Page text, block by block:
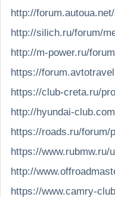
http://
http://silich.ru/forum/
http://m-power.ru/
https://
https://club-creta.ru/
http://hyundai-
https://roads.ru/forum/
https://www.rubmw.ru/
http://
https://www.camry-